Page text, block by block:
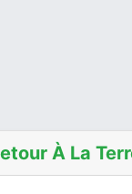
À La